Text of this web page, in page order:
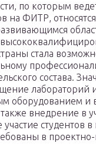
по которым
на ФИТР,
стала
состава.
лабораторий
оборудованием и
внедрение в
студентов в
в проектно-